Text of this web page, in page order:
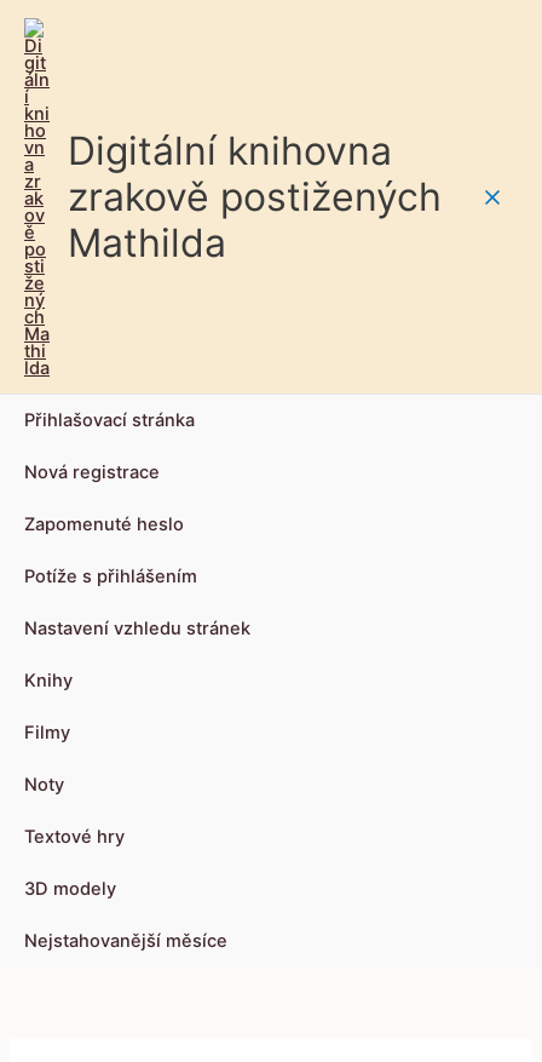
Digitální knihovna
zrakově postižených
Mathilda
Přihlašovací stránka
Nová registrace
Zapomenuté heslo
Potíže s přihlášením
Nastavení vzhledu stránek
Knihy
Filmy
Noty
Textové hry
3D modely
Nejstahovanější měsíce